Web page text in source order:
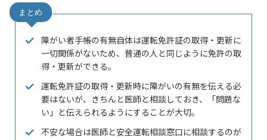
障がい者手帳の有無自体は運転免許証の取得・更新に
一切関係がないため、普通の人と同じように免許の取
得・更新ができる。
運転免許証の取得・更新時に障がいの有無を伝える必
要はないが、きちんと医師と相談しておき、「問題な
い」と伝えられるようにすることが大切。
不安な場合は医師と安全運転相談窓口に相談するのが